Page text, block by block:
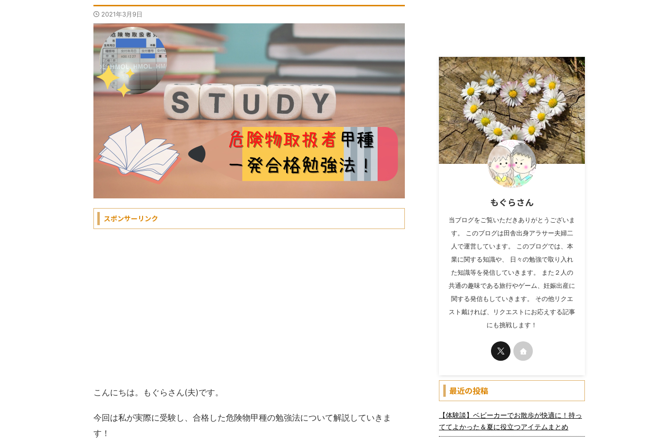
2021年3月9日
スポンサーリンク
こんにちは。もぐらさん(夫)です。
今回は私が実際に受験し、合格した危険物甲種の勉強法について解説していきま
す！
もぐらさん
当ブログをご覧いただきありがとうございま
す。 このブログは田舎出身アラサー夫婦二
人で運営しています。 このブログでは、本
業に関する知識や、 日々の勉強で取り入れ
た知識等を発信していきます。 また２人の
共通の趣味である旅行やゲーム、妊娠出産に
関する発信もしていきます。 その他リクエ
スト戴ければ、リクエストにお応えする記事
にも挑戦します！
最近の投稿
【体験談】ベビーカーでお散歩が快適に！持っ
ててよかった＆夏に役立つアイテムまとめ